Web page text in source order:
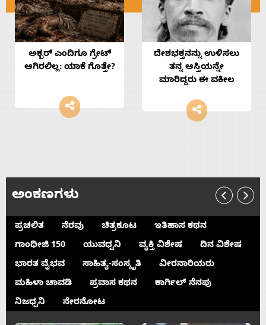
ಅಕ್ಬರ್‌ ಎಂದಿಗೂ ಗ್ರೇಟ್‌
ಆಗಿರಲಿಲ್ಲ: ಯಾಕೆ ಗೊತ್ತೇ?
ದೇಶಭಕ್ತನನ್ನು ಉಳಿಸಲು
ತನ್ನ ಆಸ್ತಿಯನ್ನೇ
ಮಾರಿದ್ದರು ಈ ವಕೀಲ
ಅಂಕಣಗಳು
ಪ್ರಚಲಿತ ನೆರವು ಚಿತ್ರಕೂಟ
ಇತಿಹಾಸ ಕಥನ
ಗಾಂಧೀಜಿ 150
ಯುವಧ್ವನಿ ವ್ಯಕ್ತಿ ವಿಶೇಷ
ದಿನ ವಿಶೇಷ
ಭಾರತ ವೈಭವ
ಸಾಹಿತ್ಯ-ಸಂಸ್ಕೃತಿ
ವೀರನಾರಿಯರು
ಮಹಿಳಾ ಚಾವಡಿ
ಪ್ರವಾಸ ಕಥನ
ಕಾರ್ಗಿಲ್ ನೆನಪು
ನಿಜಧ್ವನಿ
ನೇರನೋಟ